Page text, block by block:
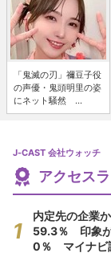
「鬼滅の刃」禰豆子役
の声優・鬼頭明里の姿
にネット騒然 ...
J-CAST 会社ウォッチ
アクセス
内定先の企業
59.3％ 印象が
0％ マイナビ